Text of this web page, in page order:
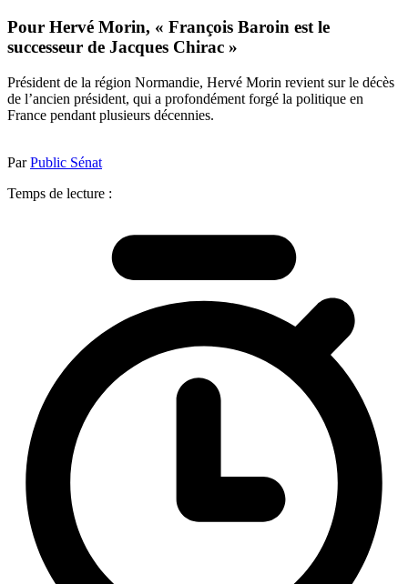
Pour Hervé Morin, « François Baroin est le
successeur de Jacques Chirac »
Président de la région Normandie, Hervé Morin revient sur le décès
de l’ancien président, qui a profondément forgé la politique en
France pendant plusieurs décennies.
ParPublic Sénat
Temps de lecture :